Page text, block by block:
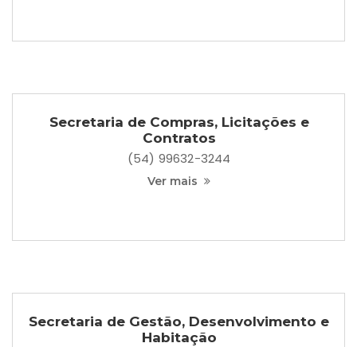
Secretaria de Compras, Licitações e
Contratos
(54) 99632-3244
Ver mais
Secretaria de Gestão, Desenvolvimento e
Habitação